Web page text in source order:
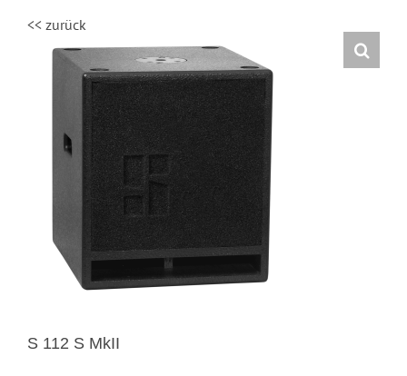
<< zurück
S 112 S MkII